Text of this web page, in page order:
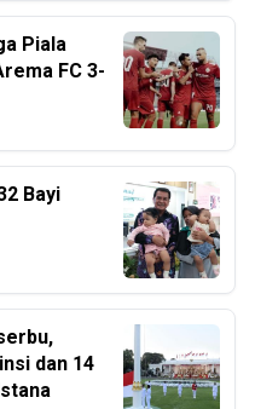
Piala
FC 3-
Bayi
dan 14